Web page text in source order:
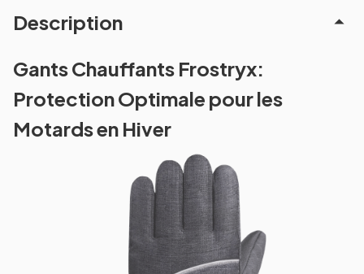
Description
Gants Chauffants Frostryx:
Protection Optimale pour les
Motards en Hiver